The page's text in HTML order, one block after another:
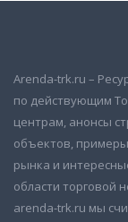
Arenda-trk.ru –
по действующим
центрам, анонсы
объектов,
рынка и
области торговой
arenda-trk.ru мы